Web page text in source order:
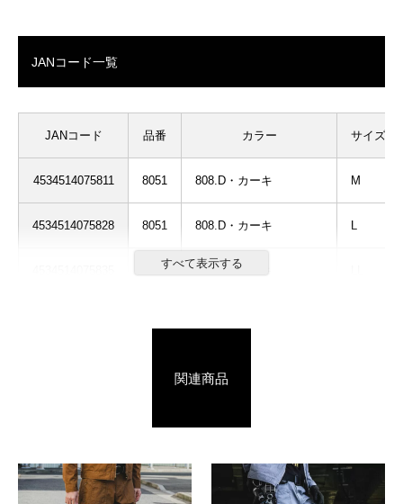
JANコード一覧
JANコード 品番 カラー サイズ
4534514075811 8051 808.D・カーキ M
4534514075828 8051 808.D・カーキ L
8051 808.D・カーキ
4534514075880 8051 809.L・グレー
関連商品